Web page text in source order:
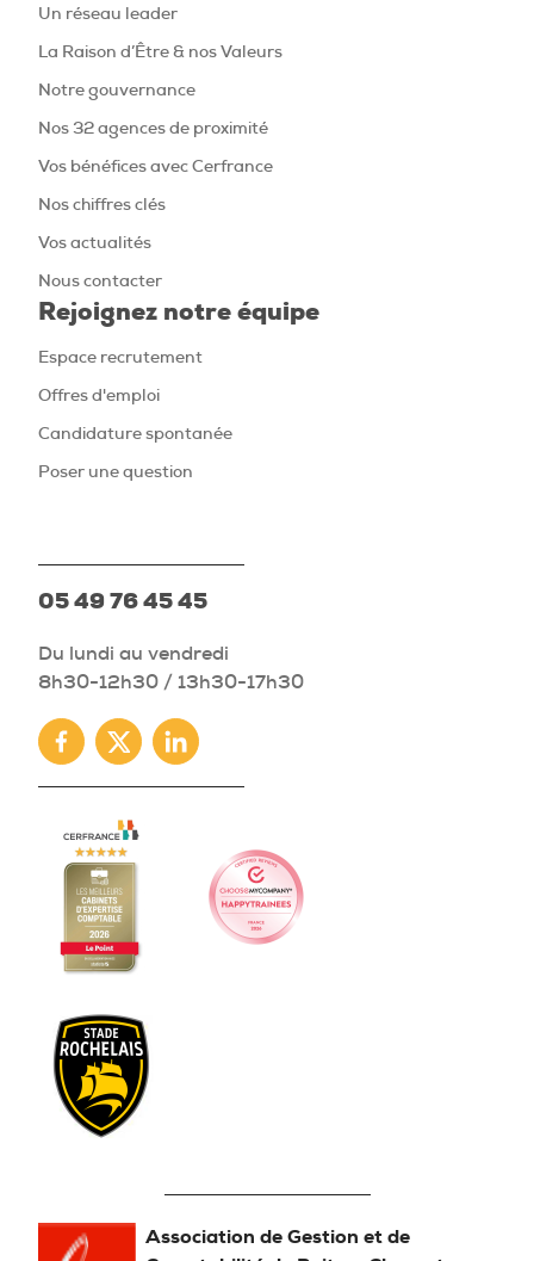
Un réseau leader
La Raison d’Être & nos Valeurs
Notre gouvernance
Nos 32 agences de proximité
Vos bénéfices avec Cerfrance
Nos chiffres clés
Vos actualités
Nous contacter
Rejoignez notre équipe
Espace recrutement
Offres d'emploi
Candidature spontanée
Poser une question
05 49 76 45 45
Du lundi au vendredi
8h30-12h30 / 13h30-17h30
Facebook
TwitterLinkedin
Association de Gestion et de